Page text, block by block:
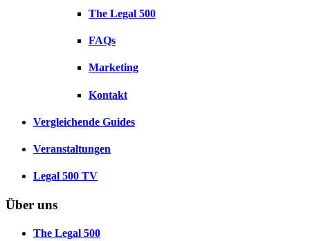
The Legal 500
FAQs
Marketing
Kontakt
Vergleichende Guides
Veranstaltungen
Legal 500 TV
Über uns
The Legal 500